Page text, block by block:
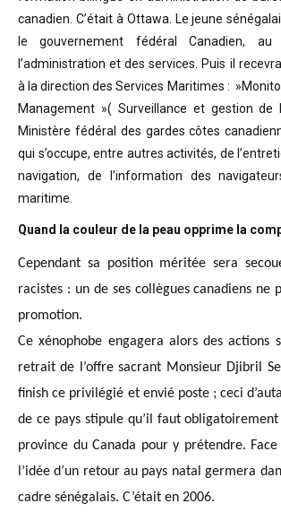
canadien. C’était à Ottawa. Le jeune
le gouvernement fédéral Canadien,
l’administration et des services. Puis il
à la direction des Services Maritimes :
Management »( Surveillance et gestion de
Ministère fédéral des gardes côtes
qui s’occupe, entre autres activités, de
navigation, de l’information des
maritime.
Quand la couleur de la peau opprime la
Cependant sa position méritée sera
racistes : un de ses collègues canadiens ne
promotion.
Ce xénophobe engagera alors des actions
retrait de l’offre sacrant Monsieur Djibril
finish ce privilégié et envié poste ; ceci
de ce pays stipule qu’il faut
province du Canada pour y prétendre.
l’idée d’un retour au pays natal germera
cadre sénégalais. C’était en 2006.